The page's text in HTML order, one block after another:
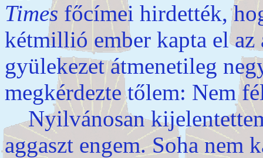
Times főcímei hirdették,
kétmillió ember kapta el
gyülekezet átmenetileg
megkérdezte tőlem: Nem
Nyilvánosan
aggaszt engem. Soha nem